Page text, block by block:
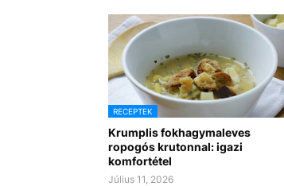
RECEPTEK
Krumplis fokhagymaleves
ropogós krutonnal: igazi
komfortétel
Július 11, 2026